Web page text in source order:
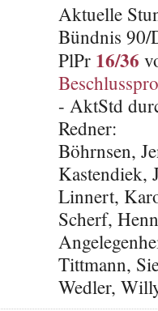
Aktuelle
Bündnis 90/
PlPr 16/36
- AktStd
Redner:
Böhrnsen,
Kastendiek,
Linnert,
Scherf,
Tittmann,
Wedler,